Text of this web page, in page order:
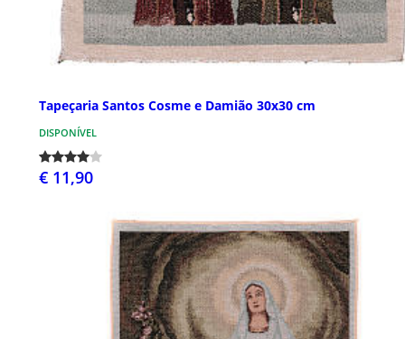
Tapeçaria Santos Cosme e Damião 30x30 cm
DISPONÍVEL
€ 11,90